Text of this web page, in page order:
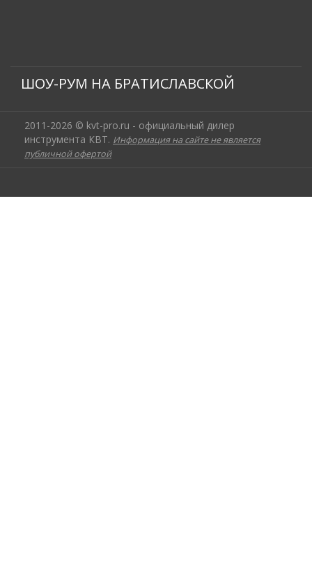
ШОУ-РУМ НА БРАТИСЛАВСКОЙ
2011-2026 © kvt-pro.ru - официальный дилер
инструмента КВТ. Информация на сайте не является
публичной офертой